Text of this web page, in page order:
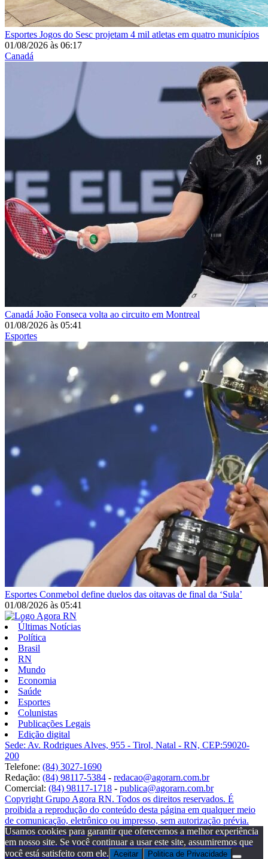
Esportes Jogos do Sesc projetam 4 mil atletas em quatro municípios
01/08/2026 às 06:17
Canadá
Canadá João Fonseca volta ao circuito em Montreal
01/08/2026 às 05:41
Esportes
Esportes Conmebol define duelos das oitavas de final da ‘Sula’
01/08/2026 às 05:41
Últimas Notícias
Política
Brasil
RN
Mundo
Economia
Saúde
Esportes
Colunistas
Publicações Legais
Edição digital
Sede: Av. Rodrigues Alves, 955 - Tirol, Natal - RN, CEP:59020-
200
Telefone: (84) 3027-1690
Redação: (84) 98117-5384 - redacao@agorarn.com.br
Comercial: (84) 98117-1718 - publica@agorarn.com.br
Copyright Grupo Agora RN. Todos os direitos reservados. É
proibida a reprodução do conteúdo desta página em qualquer meio
de comunicação, eletrônico ou impresso, sem autorização prévia.
Usamos cookies para garantir que oferecemos a melhor experiência
em nosso site. Se você continuar a usar este site, assumiremos que
você está satisfeito com ele. Aceitar Politica de Privacidade